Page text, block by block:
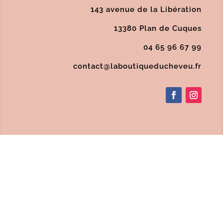
143 avenue de la Libération
13380 Plan de Cuques
04 65 96 67 99
contact@laboutiqueducheveu.fr